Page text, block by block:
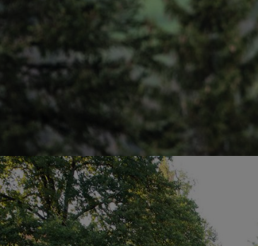
Nos collaboratrices et collaborateurs exercent des
engagement social durable, une tradition initiée